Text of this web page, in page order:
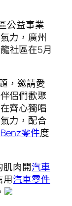
公益事業
力，廣州
社區在5月
，邀請愛
侶們歡聚
齊心獨唱
力，配合
Benz零件度
肌肉開汽車
用汽車零件